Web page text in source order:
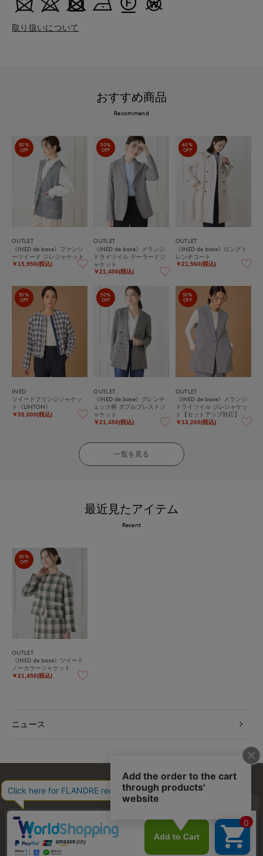
取り扱いについて
おすすめ商品
Recommend
50%
OFF
OUTLET
《INED de base》ファンシ
ーツイード ジレジャケット
￥15,950(税込)
50%
OFF
OUTLET
《INED de base》メランジ
ドライツイル テーラードジ
ャケット
￥21,450(税込)
60%
OFF
OUTLET
《INED de base》ロングト
レンチコート
￥21,560(税込)
50%
OFF
INED
ツイードフリンジジャケッ
ト《LINTON》
￥55,000(税込)
50%
OFF
OUTLET
《INED de base》グレンチ
ェック柄 ダブルブレストジ
ャケット
￥21,450(税込)
50%
OFF
OUTLET
《INED de base》メランジ
ドライツイル ジレジャケッ
ト【セットアップ対応】
￥13,200(税込)
一覧を見る
最近見たアイテム
Recent
50%
OFF
OUTLET
《INED de base》ツイード
ノーカラージャケット
￥21,450(税込)
ニュース
お問い合わせ 利用規約 会社概要 プライバシーポリシー
特定商取引・古物営業法に基づく表示 店舗リスト